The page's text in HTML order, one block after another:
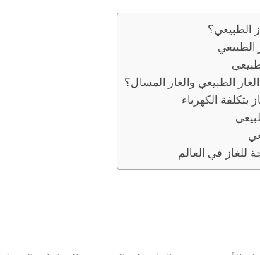
الطبيعي؟
الطبيعي
الطبيعي والغاز المسال؟
بتكلفة الكهرباء
للغاز في العالم